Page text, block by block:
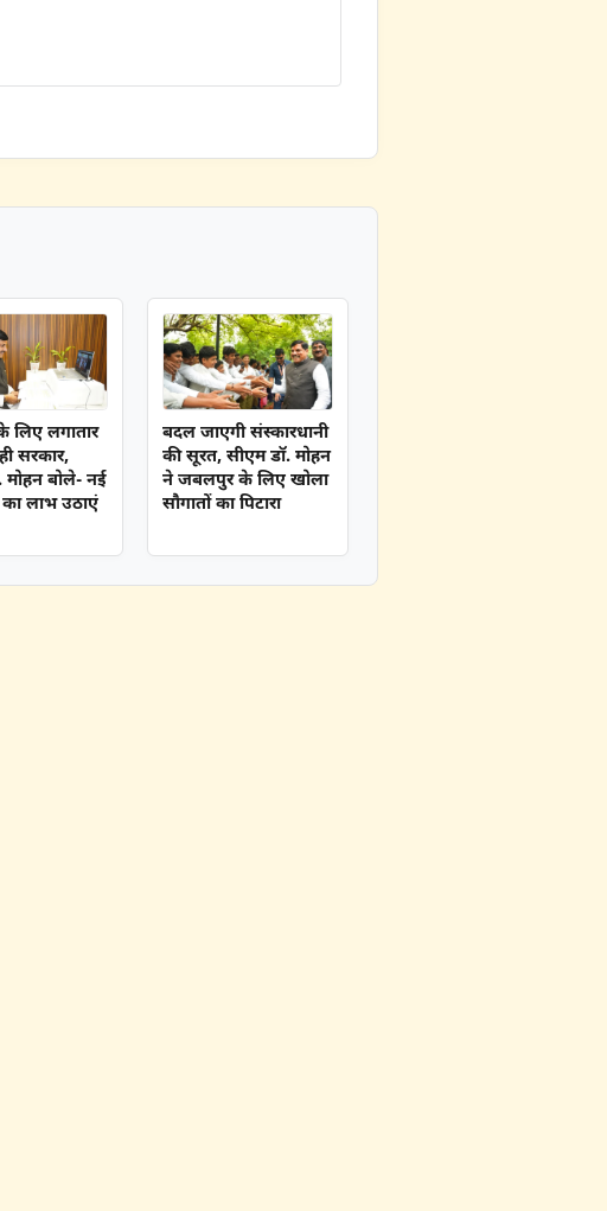
लिए लगातार
सरकार,
मोहन बोले- नई
लाभ उठाएं
बदल जाएगी संस्कारधानी
की सूरत, सीएम डॉ. मोहन
ने जबलपुर के लिए खोला
सौगातों का पिटारा